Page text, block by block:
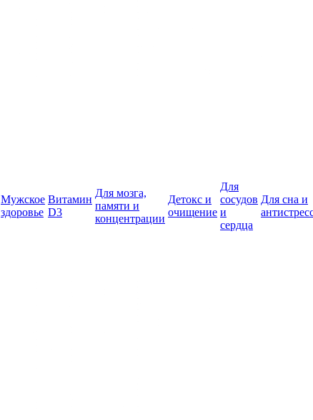
Мужское
здоровье
Витамин
D3
Для мозга,
памяти и
концентрации
Детокс и
очищение
Для
сосудов
и
сердца
Для сна и